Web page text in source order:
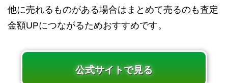
他に売れるものがある場合はまとめて売るのも査定
金額UPにつながるためおすすめです。
公式サイトで見る